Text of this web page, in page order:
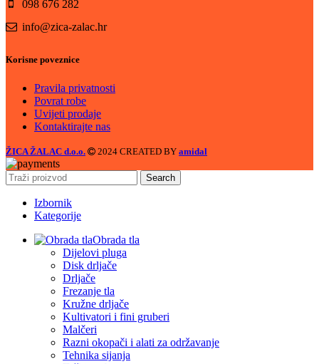
098 676 282
info@zica-zalac.hr
Korisne poveznice
Pravila privatnosti
Povrat robe
Uvijeti prodaje
Kontaktirajte nas
ŽICA ŽALAC d.o.o. 2024 CREATED BY amidal
Search
Izbornik
Kategorije
Obrada tla
Dijelovi pluga
Disk drljače
Drljače
Frezanje tla
Kružne drljače
Kultivatori i fini gruberi
Malčeri
Razni okopači i alati za održavanje
Tehnika sijanja